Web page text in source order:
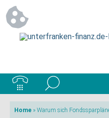
Home » Warum sich